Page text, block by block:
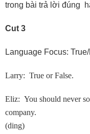
trong bài trả lời đúng
Cut 3
Language Focus:
Larry: True or False.
Eliz: You should never
company.
(ding)